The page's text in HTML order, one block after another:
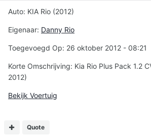
Auto: KIA Rio (2012)
Eigenaar: Danny Rio
Toegevoegd Op: 26 oktober 2012 - 08:21
Korte Omschrijving: Kia Rio Plus Pack 1.2
2012)
Bekijk Voertuig
Quote